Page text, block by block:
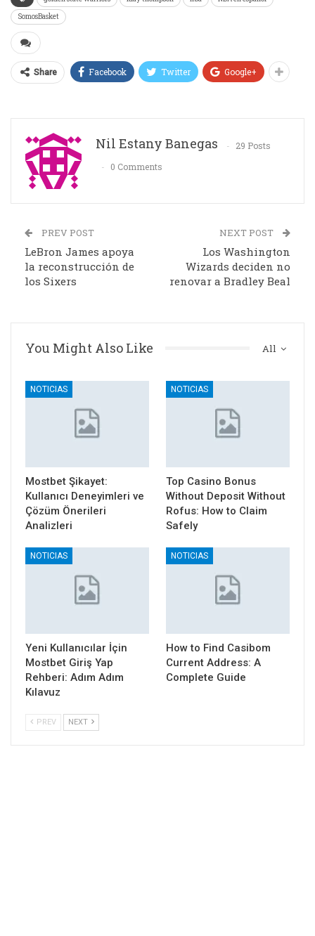
SomosBasket
Share Facebook Twitter Google+
Nil Estany Banegas
29 Posts
0 Comments
PREV POST
LeBron James apoya
la reconstrucción de
los Sixers
NEXT POST
Los Washington
Wizards deciden no
renovar a Bradley Beal
All
You Might Also Like
NOTICIAS
Mostbet Şikayet:
Kullanıcı Deneyimleri ve
Çözüm Önerileri
Analizleri
NOTICIAS
Top Casino Bonus
Without Deposit Without
Rofus: How to Claim
Safely
NOTICIAS
Yeni Kullanıcılar İçin
Mostbet Giriş Yap
Rehberi: Adım Adım
Kılavuz
NOTICIAS
How to Find Casibom
Current Address: A
Complete Guide
PREV NEXT